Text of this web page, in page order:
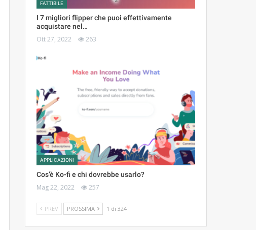
FATTIBILE
I 7 migliori flipper che puoi effettivamente
acquistare nel…
Ott 27, 2022 263
APPLICAZIONI
Cos’è Ko-fi e chi dovrebbe usarlo?
Mag 22, 2022 257
PREV PROSSIMA 1 di 324